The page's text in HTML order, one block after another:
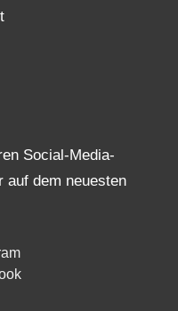
Social-Media-
auf dem neuesten